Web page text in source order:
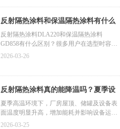
化工、污水处理、电厂等行业提供专业选型
参考，助力企业选对防腐保温涂料，提升项
目性价比。
反射隔热涂料和保温隔热涂料有什么
区别？GD858与DLA220应用解析
反射隔热涂料DLA220和保温隔热涂料
GD858有什么区别？很多用户在选型时容易
混淆。本文从工作原理、应用场景及性能差
2026-03-26
反射隔热涂料真的能降温吗？夏季设
备降温节能应用解析
夏季高温环境下，厂房屋顶、储罐及设备表
面温度明显升高，增加能耗并影响设备运
行。反射隔热涂料通过反射太阳辐射热，减
2026-03-25